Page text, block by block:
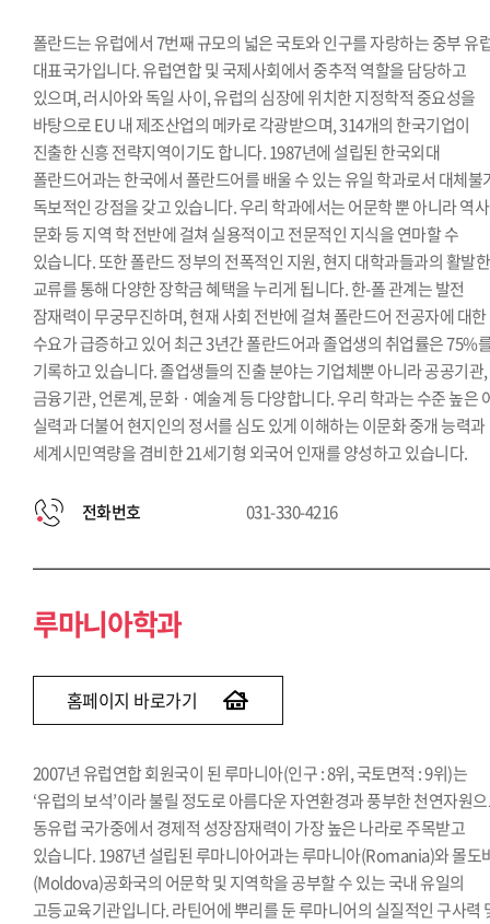
아프리카학부
우크라이나학과
한국학과
폴란드는 유럽에서 7번째 규모의 넓은 국토와 인구를 자랑하는 중부 유
대표국가입니다. 유럽연합 및 국제사회에서 중추적 역할을 담당하고
있으며, 러시아와 독일 사이, 유럽의 심장에 위치한 지정학적 중요성을
바탕으로 EU 내 제조산업의 메카로 각광받으며, 314개의 한국기업이
진출한 신흥 전략지역이기도 합니다. 1987년에 설립된 한국외대
폴란드어과는 한국에서 폴란드어를 배울 수 있는 유일 학과로서 대체불
독보적인 강점을 갖고 있습니다. 우리 학과에서는 어문학 뿐 아니라 역
문화 등 지역 학 전반에 걸쳐 실용적이고 전문적인 지식을 연마할 수
있습니다. 또한 폴란드 정부의 전폭적인 지원, 현지 대학과들과의 활발한
교류를 통해 다양한 장학금 혜택을 누리게 됩니다. 한-폴 관계는 발전
잠재력이 무궁무진하며, 현재 사회 전반에 걸쳐 폴란드어 전공자에 대한
수요가 급증하고 있어 최근 3년간 폴란드어과 졸업생의 취업률은 75%
기록하고 있습니다. 졸업생들의 진출 분야는 기업체뿐 아니라 공공기관,
금융기관, 언론계, 문화 · 예술계 등 다양합니다. 우리 학과는 수준 높은
실력과 더불어 현지인의 정서를 심도 있게 이해하는 이문화 중개 능력과
세계시민역량을 겸비한 21세기형 외국어 인재를 양성하고 있습니다.
전화번호 031-330-4216
루마니아학과
홈페이지 바로가기
2007년 유럽연합 회원국이 된 루마니아(인구 : 8위, 국토면적 : 9위)는
‘유럽의 보석’이라 불릴 정도로 아름다운 자연환경과 풍부한 천연자원
동유럽 국가중에서 경제적 성장잠재력이 가장 높은 나라로 주목받고
있습니다. 1987년 설립된 루마니아어과는 루마니아(Romania)와 몰도
(Moldova)공화국의 어문학 및 지역학을 공부할 수 있는 국내 유일의
고등교육기관입니다. 라틴어에 뿌리를 둔 루마니어의 실질적인 구사력